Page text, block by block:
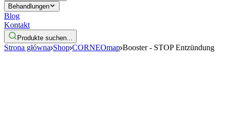
Behandlungen
Blog
Kontakt
Produkte suchen...
Strona główna Shop CORNEOmap Booster - STOP Entzündung